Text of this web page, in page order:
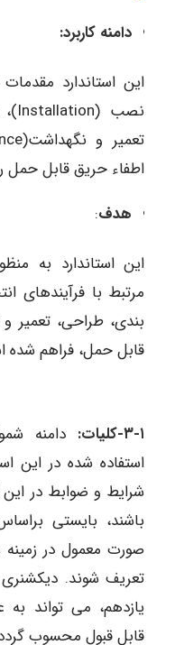
دامنه کاربرد:
اطفاء حریق قابل حمل
هدف:
این استاندارد به
مرتبط با فرآیندهای
بندی، طراحی، تعمیر
قابل حمل، فراهم شده
۳-۱- کلیات: دامنه
استفاده شده در این
شرایط و ضوابط در
باشند، بایستی
صورت معمول در زمینه
تعریف شوند.
یازدهم، می تواند
قابل قبول محسوب